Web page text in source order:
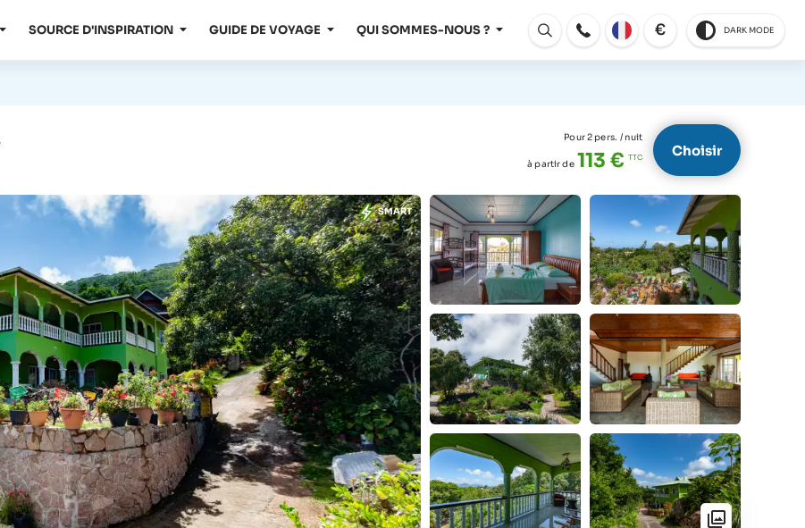
SOURCE D'INSPIRATION GUIDE DE VOYAGE QUI SOMMES-NOUS ?
Ouvert
€ DARK MODE
Pour 2 pers. / nuit
à partir de 113 € Choisir
SMART